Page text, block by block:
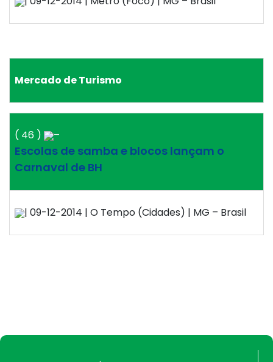
Mercado de Turismo
( 46 ) –
Escolas de samba e blocos lançam o
Carnaval de BH
| 09-12-2014 | O Tempo (Cidades) | MG – Brasil